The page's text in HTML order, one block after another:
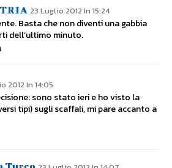
23 Luglio 2012 In 15:24
Basta che non diventi una gabbia
dell’ultimo minuto.
2012 In 14:05
sono stato ieri e ho visto la
tipi) sugli scaffali, mi pare accanto a